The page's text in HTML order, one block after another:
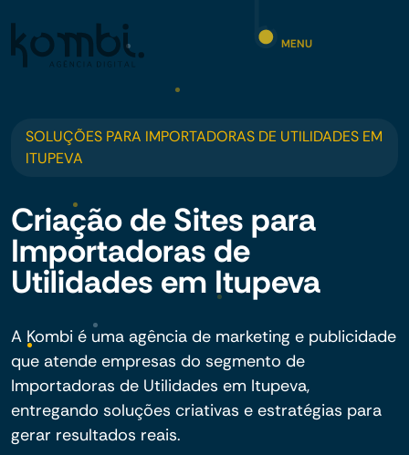
MENU
SOLUÇÕES PARA IMPORTADORAS DE UTILIDADES EM
ITUPEVA
Criação de Sites para
Importadoras de
Utilidades em Itupeva
A Kombi é uma agência de marketing e publicidade
que atende empresas do segmento de
Importadoras de Utilidades em Itupeva,
entregando soluções criativas e estratégias para
gerar resultados reais.